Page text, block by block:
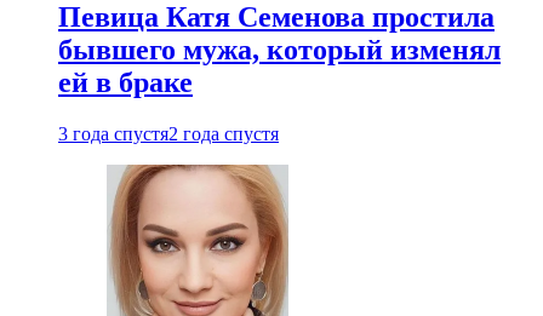
Певица Катя Семенова простила
бывшего мужа, который изменял
ей в браке
3 года спустя2 года спустя